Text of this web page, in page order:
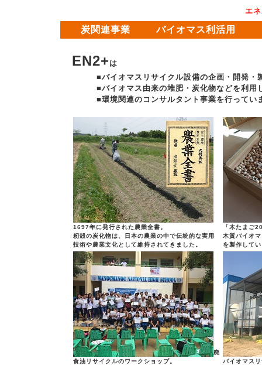
エ
炭関連事業 バイオマス利活用
EN2+ は
■バイオマスリサイクル設備の企画・開発・
■バイオマス由来の堆肥・炭化物などを利用
■環境関連のコンサルタント事業を行ってい
1697年に発行された農業全書。
籾殻の炭化物は、日本の農業の中で伝統的な実用
技術や農業文化として維持されてきました。
「木たまご
木質バイオ
を製作して
廃
食油リサイクルのワークショップ。
バイオマス